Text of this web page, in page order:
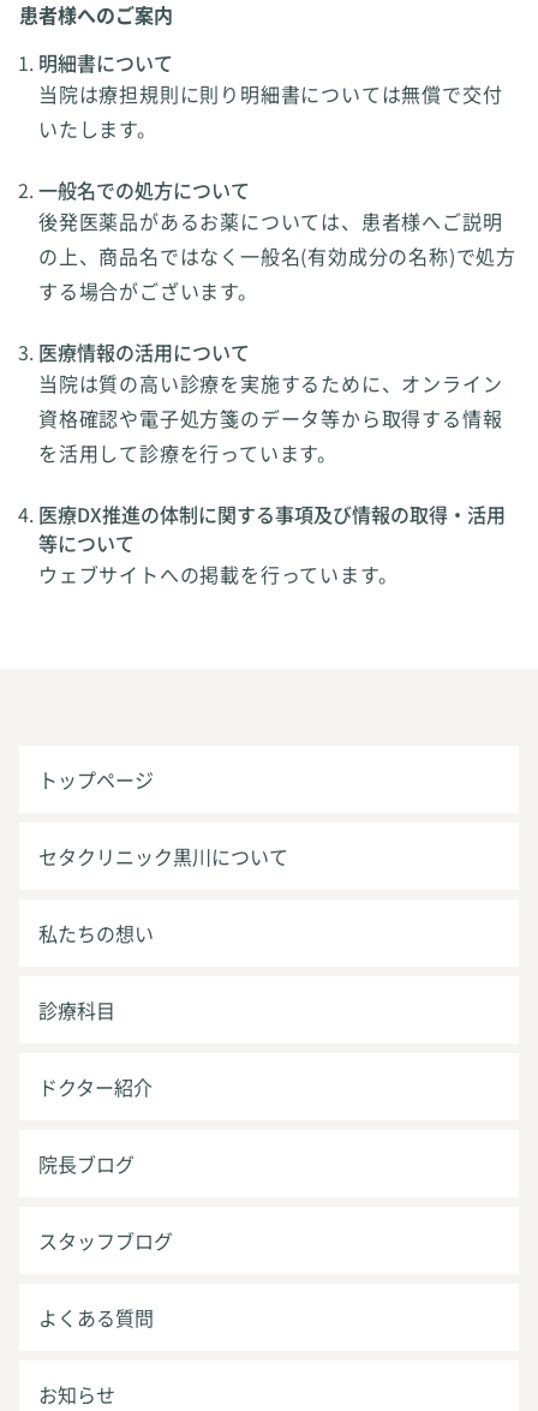
患者様へのご案内
明細書について
当院は療担規則に則り明細書については無償で交付
いたします。
一般名での処方について
後発医薬品があるお薬については、患者様へご説明
の上、商品名ではなく一般名(有効成分の名称)で処方
する場合がございます。
医療情報の活用について
当院は質の高い診療を実施するために、オンライン
資格確認や電子処方箋のデータ等から取得する情報
を活用して診療を行っています。
医療DX推進の体制に関する事項及び情報の取得・活用
等について
ウェブサイトへの掲載を行っています。
トップページ
セタクリニック黒川について
私たちの想い
診療科目
ドクター紹介
院長ブログ
スタッフブログ
よくある質問
お知らせ